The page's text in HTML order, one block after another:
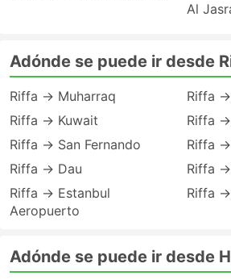
Al
Adónde se puede ir desde
Riffa → Muharraq
Riffa → Kuwait
Riffa → San Fernando
Riffa → Dau
Riffa → Estanbul
Aeropuerto
Riffa
Riffa
Riffa
Riffa
Riffa
Adónde se puede ir desde